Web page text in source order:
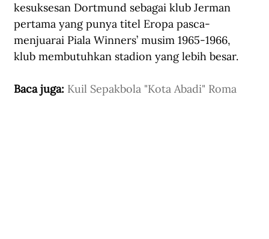
kesuksesan Dortmund sebagai klub Jerman
pertama yang punya titel Eropa pasca-
menjuarai Piala Winners’ musim 1965-1966,
klub membutuhkan stadion yang lebih besar.
Baca juga: Kuil Sepakbola "Kota Abadi" Roma